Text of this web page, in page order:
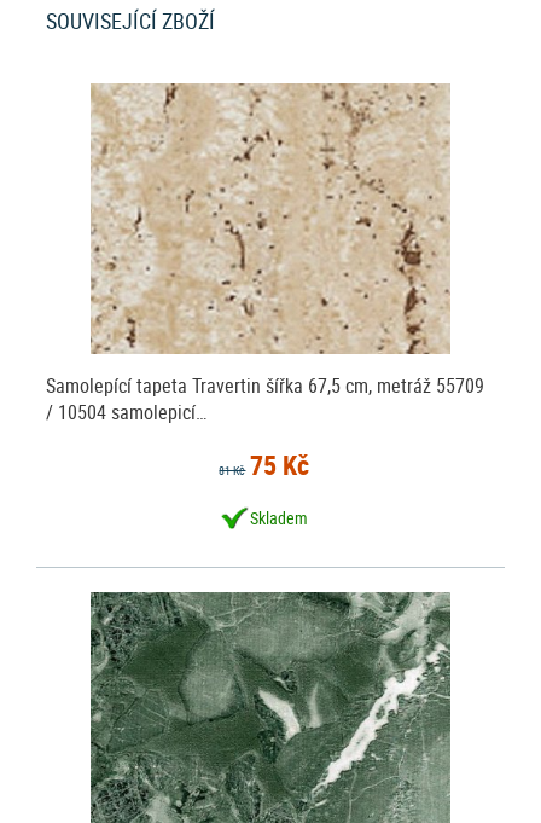
SOUVISEJÍCÍ ZBOŽÍ
Samolepící tapeta Travertin šířka 67,5 cm, metráž 55709
/ 10504 samolepicí…
81 Kč 75 Kč
Skladem